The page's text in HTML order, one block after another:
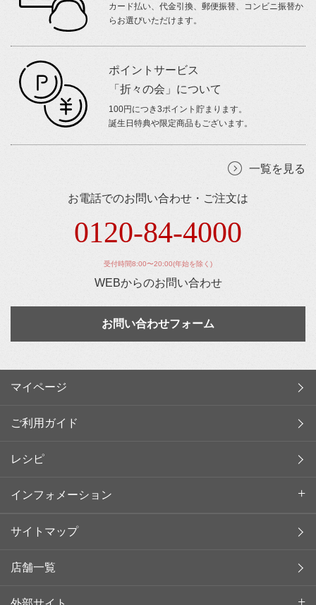
カード払い、代金引換、郵便振替、コンビニ振替か
らお選びいただけます。
ポイントサービス
「折々の会」について
100円につき3ポイント貯まります。
誕生日特典や限定商品もございます。
一覧を見る
お電話でのお問い合わせ・ご注文は
0120-84-4000
受付時間8:00〜20:00(年始を除く)
WEBからのお問い合わせ
お問い合わせフォーム
マイページ
ご利用ガイド
レシピ
インフォメーション
サイトマップ
店舗一覧